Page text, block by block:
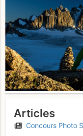
Articles
Concours Photo